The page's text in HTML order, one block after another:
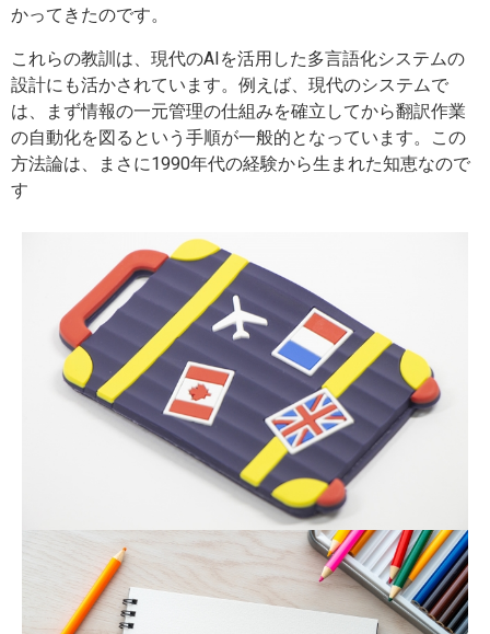
かってきたのです。
これらの教訓は、現代のAIを活用した多言語化システムの
設計にも活かされています。例えば、現代のシステムで
は、まず情報の一元管理の仕組みを確立してから翻訳作業
の自動化を図るという手順が一般的となっています。この
方法論は、まさに1990年代の経験から生まれた知恵なので
す